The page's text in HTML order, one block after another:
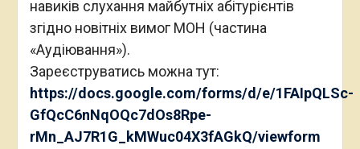
навиків слухання майбутніх абітурієнтів
згідно новітніх вимог МОН (частина
«Аудіювання»).
Зареєструватись можна тут:
https://docs.google.com/forms/d/e/1FAIpQLSc-
GfQcC6nNqOQc7dOs8Rpe-
rMn_AJ7R1G_kMWuc04X3fAGkQ/viewform